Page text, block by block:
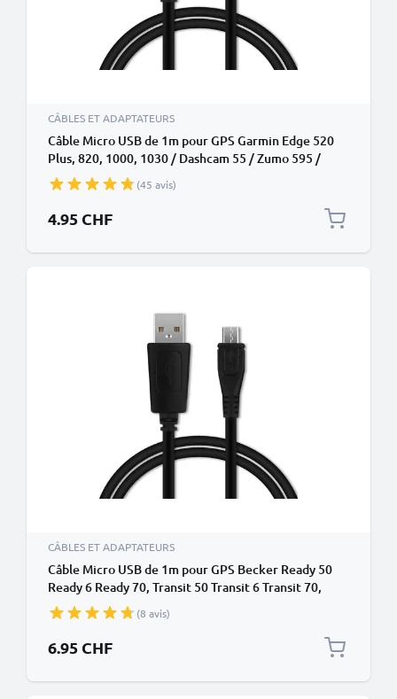
CÂBLES ET ADAPTATEURS
Câble Micro USB de 1m pour GPS Garmin Edge 520
Plus, 820, 1000, 1030 / Dashcam 55 / Zumo 595 /
Approach / Dezl 760 transfert de données et charge
1A noir en PVC
(45 avis)
4.95 CHF
CÂBLES ET ADAPTATEURS
Câble Micro USB de 1m pour GPS Becker Ready 50
Ready 6 Ready 70, Transit 50 Transit 6 Transit 70,
Professional 6 transfert de données et charge 1A
noir en PVC
(8 avis)
6.95 CHF